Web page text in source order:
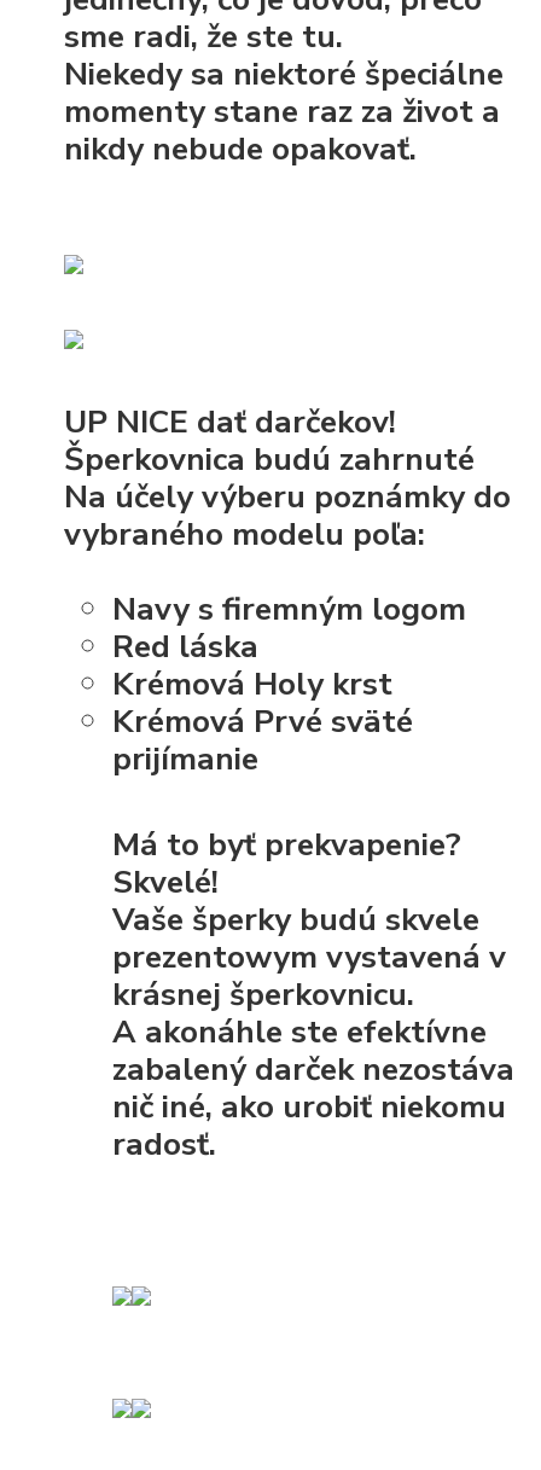
sme radi, že ste tu.
Niekedy sa niektoré špeciálne
momenty stane raz za život a
nikdy nebude opakovať.
UP NICE dať darčekov!
Šperkovnica budú zahrnuté
Na účely výberu poznámky do
vybraného modelu poľa:
Navy s firemným logom
Red láska
Krémová Holy krst
Krémová Prvé sväté
prijímanie
Má to byť prekvapenie?
Skvelé!
Vaše šperky budú skvele
prezentowym vystavená v
krásnej šperkovnicu.
A akonáhle ste efektívne
zabalený darček nezostáva
nič iné, ako urobiť niekomu
radosť.